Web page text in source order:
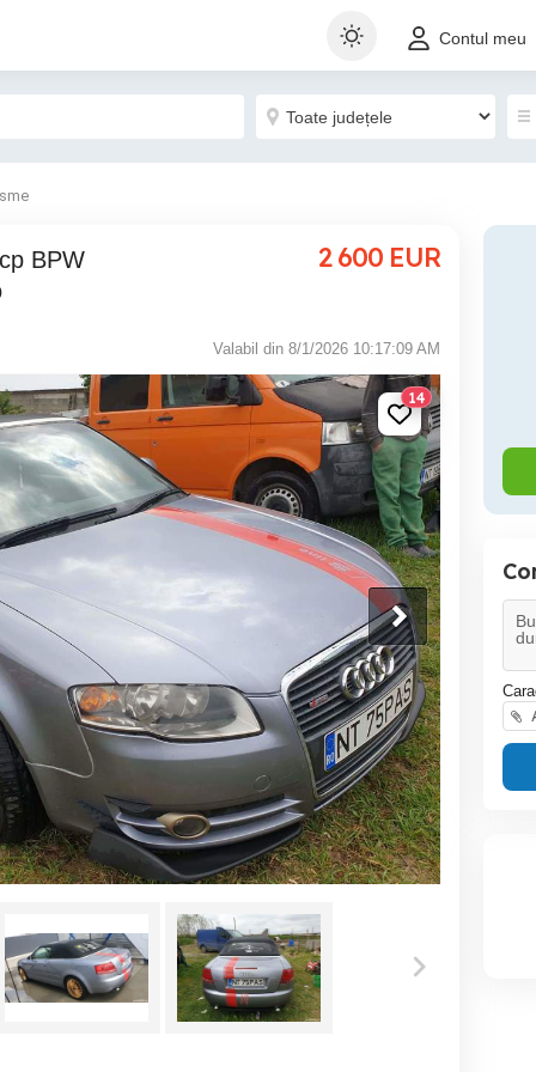
Contul meu
2 600 EUR
Valabil din 8/1/2026 10:17:09 AM
14